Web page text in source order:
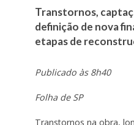
Transtornos,
definição de nova
etapas de
Publicado às 8h40
Folha de SP
Transtornos na obra,